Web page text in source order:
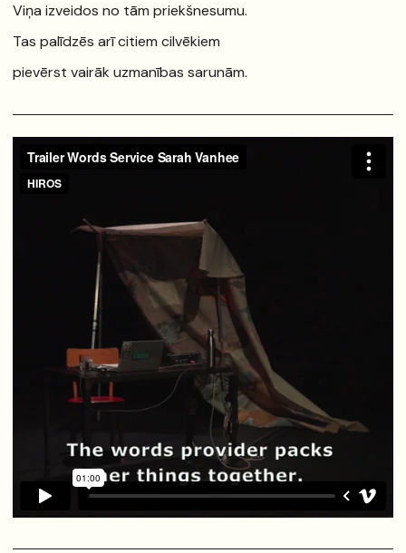
Viņa izveidos no tām priekšnesumu.
Tas palīdzēs arī citiem cilvēkiem
pievērst vairāk uzmanības sarunām.